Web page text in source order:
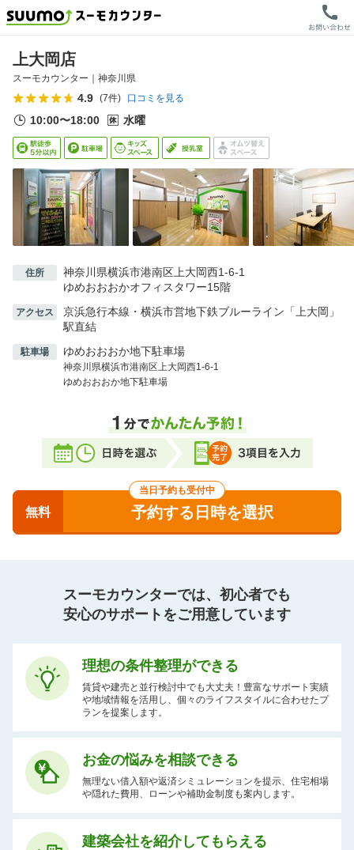
上大岡店
スーモカウンター｜ 神奈川県
4.9 (7件) 口コミを見る
10:00〜18:00 水曜
住所
神奈川県横浜市港南区上大岡西1-6-1
ゆめおおおかオフィスタワー15階
アクセス
京浜急行本線・横浜市営地下鉄ブルーライン「上大岡」
駅直結
駐車場 ゆめおおおか地下駐車場
神奈川県横浜市港南区上大岡西1-6-1
ゆめおおおか地下駐車場
当日予約も受付中
無料 予約する日時を選択
スーモカウンターでは、初心者でも
安心のサポートをご用意しています
理想の条件整理ができる
賃貸や建売と並行検討中でも大丈夫！豊富なサポート実績
や地域情報を活用し、個々のライフスタイルに合わせたプ
ランを提案します。
お金の悩みを相談できる
無理ない借入額や返済シミュレーションを提示、住宅相場
や隠れた費用、ローンや補助金制度も案内します。
建築会社を紹介してもらえる